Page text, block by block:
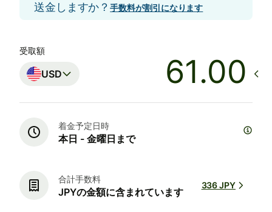
送金しますか？手数料が割引になります
受取額
USD .00
着金予定日時
本日 - 金曜日まで
合計手数料
JPYの金額に含まれています
336 JPY